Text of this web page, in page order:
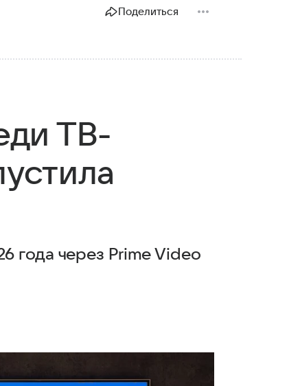
Поделиться
ТВ-
года через Prime Video